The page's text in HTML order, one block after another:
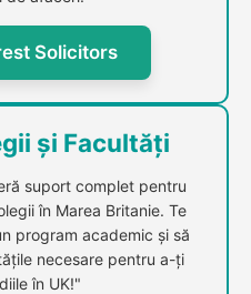
Solicitors
și Facultăți
suport complet pentru
în Marea Britanie. Te
program academic și să
necesare pentru a-ți
în UK!"